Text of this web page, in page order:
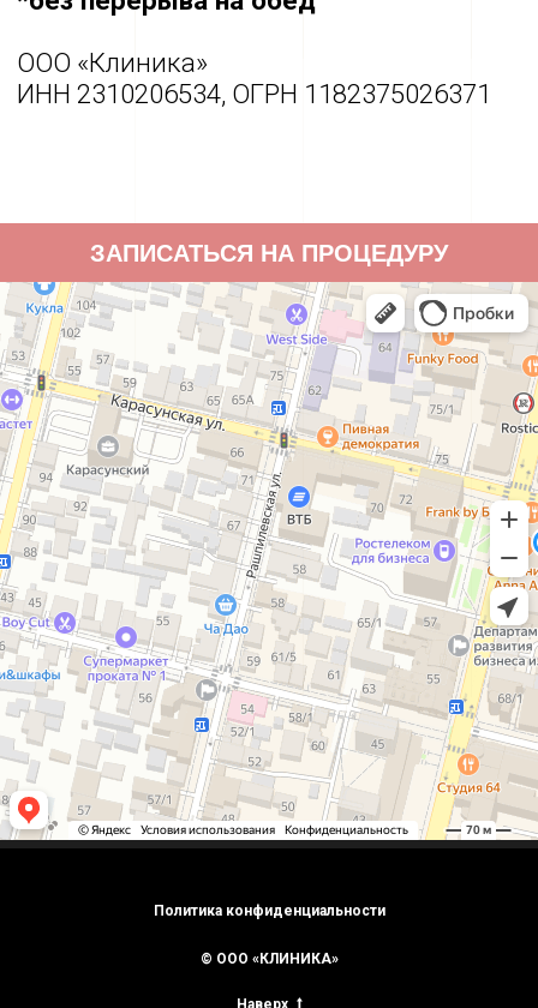
Политика конфиденциальности
© ООО «КЛИНИКА»
Наверх